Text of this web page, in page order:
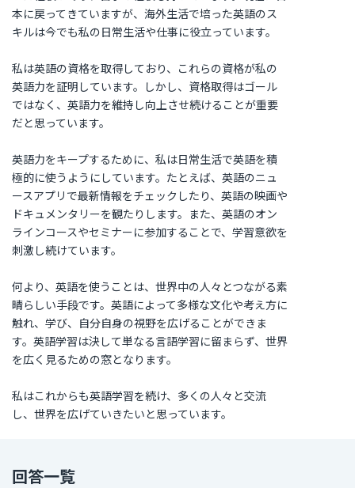
本に戻ってきていますが、海外生活で培った英語のス
キルは今でも私の日常生活や仕事に役立っています。
私は英語の資格を取得しており、これらの資格が私の
英語力を証明しています。しかし、資格取得はゴール
ではなく、英語力を維持し向上させ続けることが重要
だと思っています。
英語力をキープするために、私は日常生活で英語を積
極的に使うようにしています。たとえば、英語のニュ
ースアプリで最新情報をチェックしたり、英語の映画や
ドキュメンタリーを観たりします。また、英語のオン
ラインコースやセミナーに参加することで、学習意欲を
刺激し続けています。
何より、英語を使うことは、世界中の人々とつながる素
晴らしい手段です。英語によって多様な文化や考え方に
触れ、学び、自分自身の視野を広げることができま
す。英語学習は決して単なる言語学習に留まらず、世界
を広く見るための窓となります。
私はこれからも英語学習を続け、多くの人々と交流
し、世界を広げていきたいと思っています。
回答一覧